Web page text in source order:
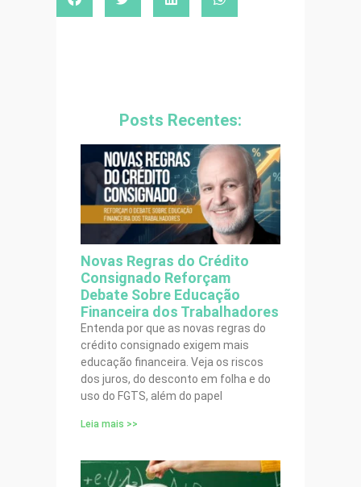
Posts Recentes:
Novas Regras do Crédito
Consignado Reforçam
Debate Sobre Educação
Financeira dos Trabalhadores
Entenda por que as novas regras do
crédito consignado exigem mais
educação financeira. Veja os riscos
dos juros, do desconto em folha e do
uso do FGTS, além do papel
Leia mais >>